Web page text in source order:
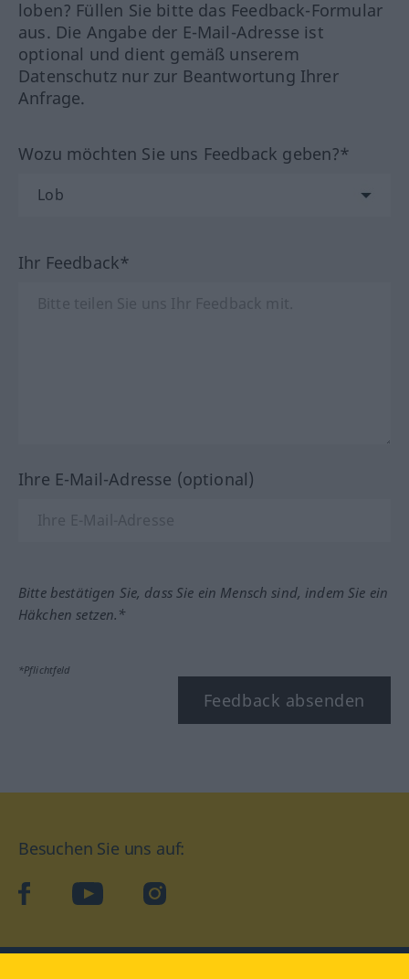
loben? Füllen Sie bitte das Feedback-Formular
aus. Die Angabe der E-Mail-Adresse ist
optional und dient gemäß unserem
Datenschutz nur zur Beantwortung Ihrer
Anfrage.
Wozu möchten Sie uns Feedback geben?*
Ihr Feedback*
Ihre E-Mail-Adresse (optional)
Bitte bestätigen Sie, dass Sie ein Mensch sind, indem Sie ein
Häkchen setzen.*
*Pflichtfeld
Feedback absenden
Besuchen Sie uns auf:
facebookYouTube Instagram